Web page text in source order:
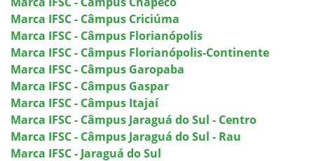
Marca IFSC - Câmpus Criciúma
Marca IFSC - Câmpus Florianópolis
Marca IFSC - Câmpus Florianópolis-Continente
Marca IFSC - Câmpus Garopaba
Marca IFSC - Câmpus Gaspar
Marca IFSC - Câmpus Itajaí
Marca IFSC - Câmpus Jaraguá do Sul - Centro
Marca IFSC - Câmpus Jaraguá do Sul - Rau
Marca IFSC - Jaraguá do Sul